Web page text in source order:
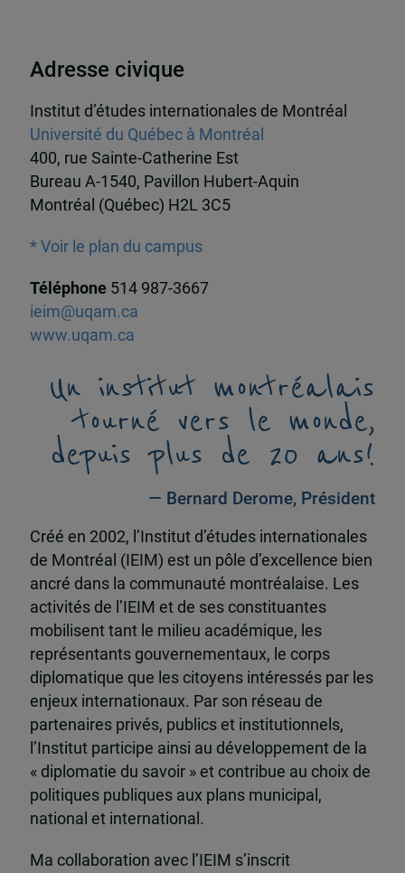
Adresse civique
Institut d’études internationales de Montréal
Université du Québec à Montréal
400, rue Sainte-Catherine Est
Bureau A-1540, Pavillon Hubert-Aquin
Montréal (Québec) H2L 3C5
* Voir le plan du campus
Téléphone 514 987-3667
ieim@uqam.ca
www.uqam.ca
Un institut montréalais
tourné vers le monde,
depuis plus de 20 ans!
— Bernard Derome, Président
Créé en 2002, l’Institut d’études internationales
de Montréal (IEIM) est un pôle d’excellence bien
ancré dans la communauté montréalaise. Les
activités de l’IEIM et de ses constituantes
mobilisent tant le milieu académique, les
représentants gouvernementaux, le corps
diplomatique que les citoyens intéressés par les
enjeux internationaux. Par son réseau de
partenaires privés, publics et institutionnels,
l’Institut participe ainsi au développement de la
« diplomatie du savoir » et contribue au choix de
politiques publiques aux plans municipal,
national et international.
Ma collaboration avec l’IEIM s’inscrit